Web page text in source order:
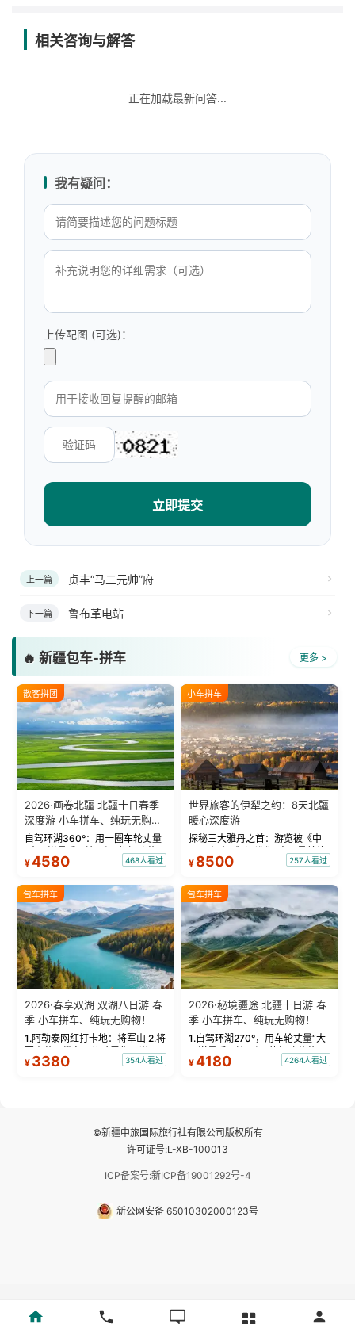
相关咨询与解答
正在加载最新问答...
我有疑问：
上传配图 (可选)：
立即提交
上一篇 贞丰“马二元帅”府
下一篇 鲁布革电站
🔥 新疆包车-拼车 更多 >
散客拼团
2026·画卷北疆 北疆十日春季
深度游 小车拼车、纯玩无购
物！
自驾环湖360°：用一圈车轮丈量
“大西洋最后一滴眼泪”的极致蔚
蓝。 赛湖旅拍：甄选多款风格服
绝美瞬间。 赛湖坦克300跟车视
频：专业摄影师...
¥4580 468人看过
小车拼车
世界旅客的伊犁之约：8天北疆
暖心深度游
探秘三大雅丹之首：游览被《中
国国家地理》评选为“中国最美的
三大雅丹”第一名的克拉玛依魔鬼
瓦人最大村落——禾木村，欣赏
晨雾与小木...
¥ 8500 257人看过
包车拼车
2026·春享双湖 双湖八日游 春
季 小车拼车、纯玩无购物！
1.阿勒泰网红打卡地：将军山 2.将
军山落日缆车，体验雪都风光 3.
将军山，夕阳派对，蹦迪party 4.
¥ 3380 354人看过
包车拼车
2026·秘境疆途 北疆十日游 春
季 小车拼车、纯玩无购物！
1.自驾环湖270°，用车轮丈量“大
西洋最后一滴眼泪”的极致蔚蓝，
让雪山、花海与深邃湖水在转弯
¥4180 4264人看过
©新疆中旅国际旅行社有限公司版权所有
许可证号:L-XB-100013
ICP备案号:新ICP备19001292号-4
新公网安备 65010302000123号